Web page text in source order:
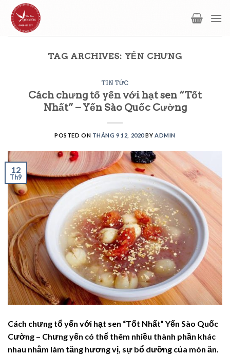
Skip
content
TAG ARCHIVES: YẾN CHƯNG
TIN TỨC
Cách chưng tổ yến với hạt sen “Tốt
Nhất” – Yến Sào Quốc Cường
POSTED ON THÁNG 9 12, 2020BY ADMIN
12
Th9
Cách chưng tổ yến với hạt sen “Tốt Nhất” Yến Sào Quốc
Cường – Chưng yến có thể thêm nhiều thành phần khác
nhau nhằm làm tăng hương vị, sự bổ dưỡng của món ăn.